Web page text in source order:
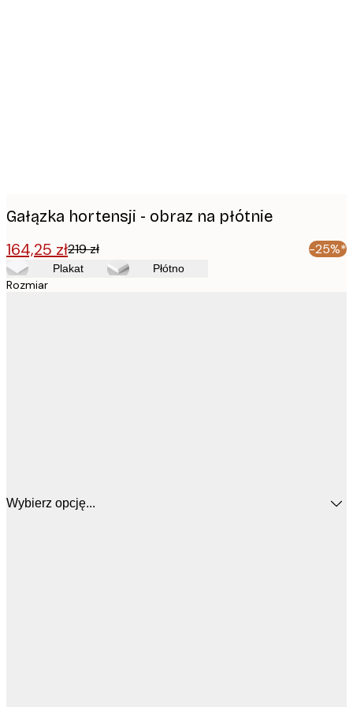
Gałązka hortensji - obraz na płótnie
164,25 zł219 zł -25%*
Plakat Płótno
Rozmiar
Wybierz opcję...